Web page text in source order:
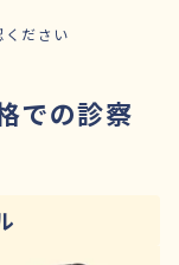
ください
での診察